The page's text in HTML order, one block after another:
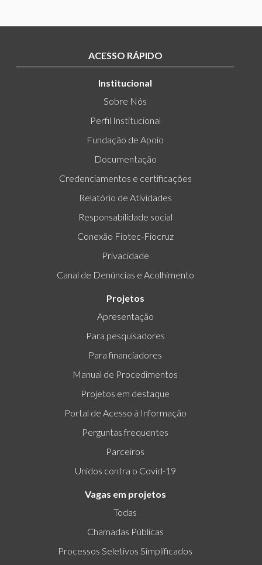
ACESSO RÁPIDO
Institucional
Sobre Nós
Perfil Institucional
Fundação de Apoio
Documentação
Credenciamentos e certificações
Relatório de Atividades
Responsabilidade social
Conexão Fiotec-Fiocruz
Privacidade
Canal de Denúncias e Acolhimento
Projetos
Apresentação
Para pesquisadores
Para financiadores
Manual de Procedimentos
Projetos em destaque
Portal de Acesso à Informação
Perguntas frequentes
Parceiros
Unidos contra o Covid-19
Vagas em projetos
Todas
Chamadas Públicas
Processos Seletivos Simplificados